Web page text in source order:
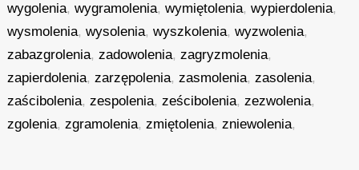
wygolenia,wygramolenia,wymiętolenia,wypierdolenia,
wysmolenia,wysolenia,wyszkolenia,wyzwolenia,
zabazgrolenia,zadowolenia,zagryzmolenia,
zapierdolenia,zarzępolenia,zasmolenia,zasolenia,
zaścibolenia,zespolenia,ześcibolenia,zezwolenia,
zgolenia,zgramolenia,zmiętolenia,zniewolenia,